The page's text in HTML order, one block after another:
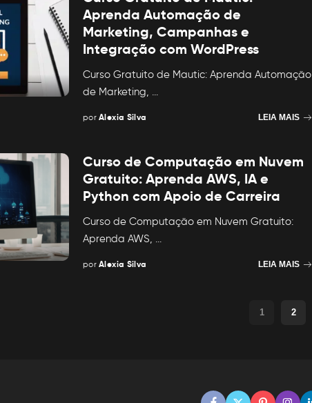
Aprenda Automação de
Marketing, Campanhas e
Integração com WordPress
Curso Gratuito de Mautic: Aprenda Automação
de Marketing, ...
Posted
por Alexia Silva LEIA MAIS
Curso de Computação em Nuvem
Gratuito: Aprenda AWS, IA e
Python com Apoio de Carreira
Curso de Computação em Nuvem Gratuito:
Aprenda AWS, ...
Posted
por Alexia Silva LEIA MAIS
1 2